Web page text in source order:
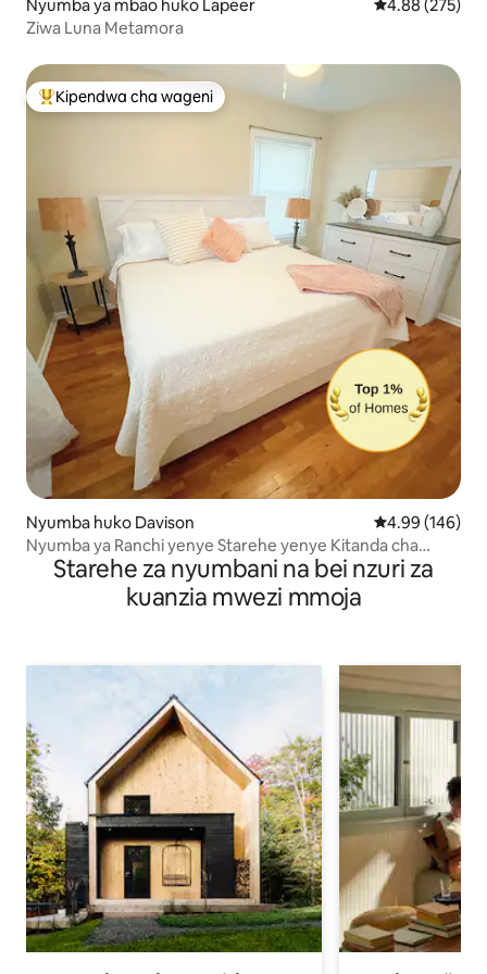
Nyumba ya mbao huko Lapeer Ukadiriaji wa
4.88 (275)
Ziwa Luna Metamora
Kipendwa maarufu cha wageni
Kipendwa cha wageni
Nyumba huko Davison Ukadiriaji wa
4.99 (146)
Nyumba ya Ranchi yenye Starehe yenye Kitanda cha
King+Chumba cha Michezo+Inafaa kwa Wanyama Vipenzi
Starehe za nyumbani na bei nzuri za
kuanzia mwezi mmoja